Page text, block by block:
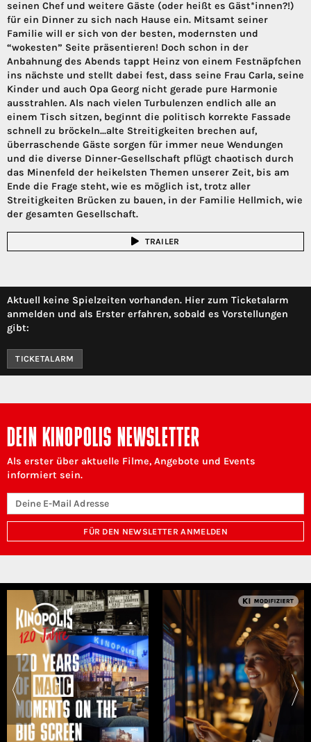
seinen Chef und weitere Gäste (oder heißt es Gäst*innen?!)
für ein Dinner zu sich nach Hause ein. Mitsamt seiner
Familie will er sich von der besten, modernsten und
“wokesten” Seite präsentieren! Doch schon in der
Anbahnung des Abends tappt Heinz von einem Festnäpfchen
ins nächste und stellt dabei fest, dass seine Frau Carla, seine
Kinder und auch Opa Georg nicht gerade pure Harmonie
ausstrahlen. Als nach vielen Turbulenzen endlich alle an
einem Tisch sitzen, beginnt die politisch korrekte Fassade
schnell zu bröckeln...alte Streitigkeiten brechen auf,
überraschende Gäste sorgen für immer neue Wendungen
und die diverse Dinner-Gesellschaft pflügt chaotisch durch
das Minenfeld der heikelsten Themen unserer Zeit, bis am
Ende die Frage steht, wie es möglich ist, trotz aller
Streitigkeiten Brücken zu bauen, in der Familie Hellmich, wie
der gesamten Gesellschaft.
TRAILER
Aktuell keine Spielzeiten vorhanden. Hier zum Ticketalarm
anmelden und als Erster erfahren, sobald es Vorstellungen
gibt:
TICKETALARM
DEIN KINOPOLIS NEWSLETTER
Als erster über aktuelle Filme, Angebote und Events
informiert sein.
FÜR DEN NEWSLETTER ANMELDEN